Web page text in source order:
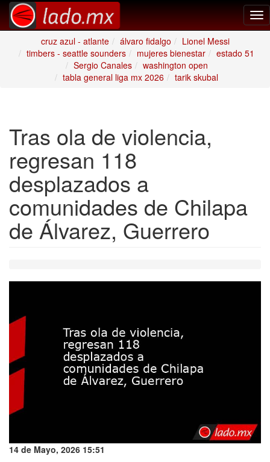
cruz azul - atlante
álvaro fidalgo
Lionel Messi
timbers - seattle sounders
mujeres bienestar
estado 51
Sergio Canales
washington open
tabla general liga mx 2026
tarik skubal
Tras ola de violencia,
regresan 118
desplazados a
comunidades de Chilapa
de Álvarez, Guerrero
14 de Mayo, 2026 15:51